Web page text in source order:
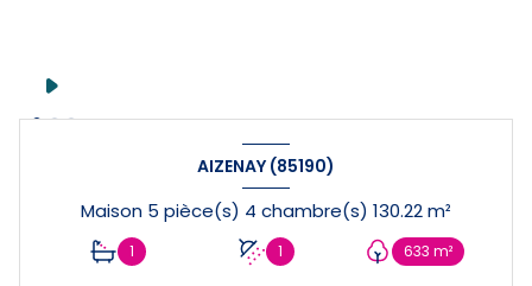
AIZENAY (85190)
Maison 5 pièce(s) 4 chambre(s) 130.22 m²
1 1 633 m²